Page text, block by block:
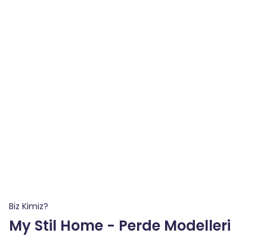
Biz Kimiz?
My Stil Home - Perde Modelleri